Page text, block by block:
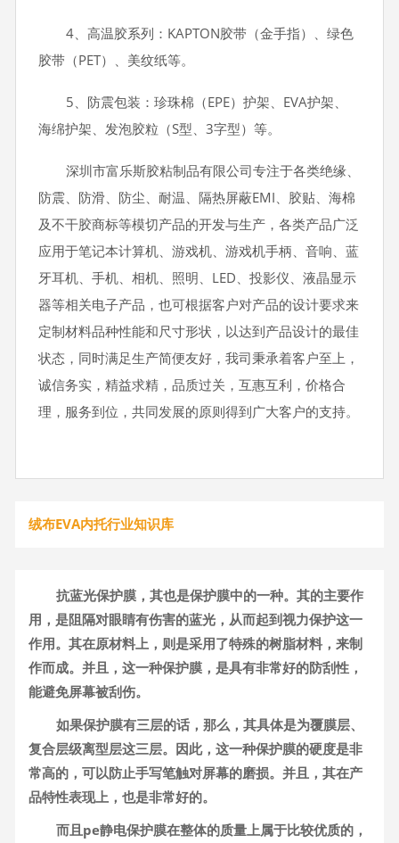
4、高温胶系列：KAPTON胶带（金手指）、绿色
胶带（PET）、美纹纸等。
5、防震包装：珍珠棉（EPE）护架、EVA护架、
海绵护架、发泡胶粒（S型、3字型）等。
深圳市富乐斯胶粘制品有限公司专注于各类绝缘、
防震、防滑、防尘、耐温、隔热屏蔽EMI、胶贴、海棉
及不干胶商标等模切产品的开发与生产，各类产品广泛
应用于笔记本计算机、游戏机、游戏机手柄、音响、蓝
牙耳机、手机、相机、照明、LED、投影仪、液晶显示
器等相关电子产品，也可根据客户对产品的设计要求来
定制材料品种性能和尺寸形状，以达到产品设计的最佳
状态，同时满足生产简便友好，我司秉承着客户至上，
诚信务实，精益求精，品质过关，互惠互利，价格合
理，服务到位，共同发展的原则得到广大客户的支持。
绒布EVA内托行业知识库
抗蓝光保护膜，其也是保护膜中的一种。其的主要作
用，是阻隔对眼睛有伤害的蓝光，从而起到视力保护这一
作用。其在原材料上，则是采用了特殊的树脂材料，来制
作而成。并且，这一种保护膜，是具有非常好的防刮性，
能避免屏幕被刮伤。
如果保护膜有三层的话，那么，其具体是为覆膜层、
复合层级离型层这三层。因此，这一种保护膜的硬度是非
常高的，可以防止手写笔触对屏幕的磨损。并且，其在产
品特性表现上，也是非常好的。
而且pe静电保护膜在整体的质量上属于比较优质的，